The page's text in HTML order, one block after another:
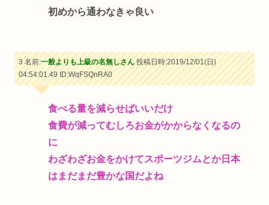
初めから通わなきゃ良い
3 名前:一般よりも上級の名無しさん投稿日時:2019/12/01(日)
04:54:01.49ID:WqFSQnRA0
食べる量を減らせばいいだけ
食費が減ってむしろお金がかからなくなるの
に
わざわざお金をかけてスポーツジムとか日本
はまだまだ豊かな国だよね